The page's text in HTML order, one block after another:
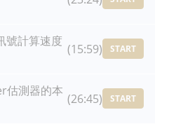
號計算速度
(15:59) START
估測器的本
(26:45) START